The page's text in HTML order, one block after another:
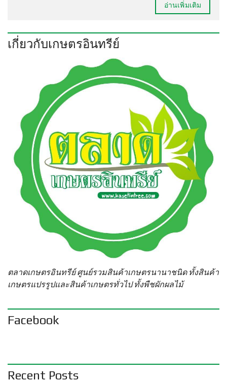
อ่านเพิ่มเติม
เกี่ยวกับเกษตรอินทรีย์
ตลาดเกษตรอินทรีย์ ศูนย์รวมสินค้าเกษตรนานาชนิด ทั้งสินค้า
เกษตรแปรรูปและสินค้าเกษตรทั่วไป ทั้งพืชผักผลไม้
Facebook
Recent Posts